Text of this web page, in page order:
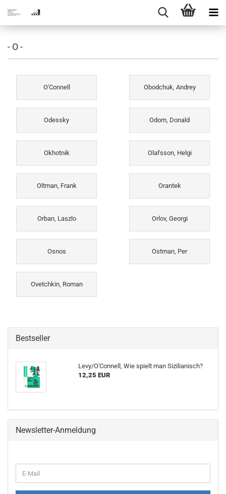
- O -
O'Connell Obodchuk, Andrey
Odessky Odom, Donald
Okhotnik Olafsson, Helgi
Oltman, Frank Orantek
Orban, Laszlo Orlov, Georgi
Osnos Ostman, Per
Ovetchkin, Roman
Bestseller
Levy/O'Connell, Wie spielt man Sizilianisch?
12,25 EUR
Newsletter-Anmeldung
ZUR
E-
Mail